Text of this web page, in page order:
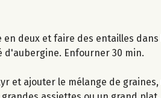
deux et faire des entailles
d'aubergine. Enfourner 30 min.
et ajouter le mélange de